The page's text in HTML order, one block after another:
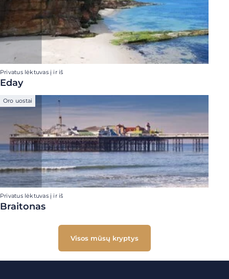
Privatus lėktuvas į ir iš
Eday
Oro uostai
Privatus lėktuvas į ir iš
Braitonas
Visos mūsų kryptys